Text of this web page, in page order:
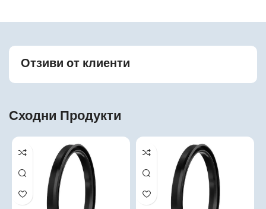
Отзиви от клиенти
Сходни Продукти